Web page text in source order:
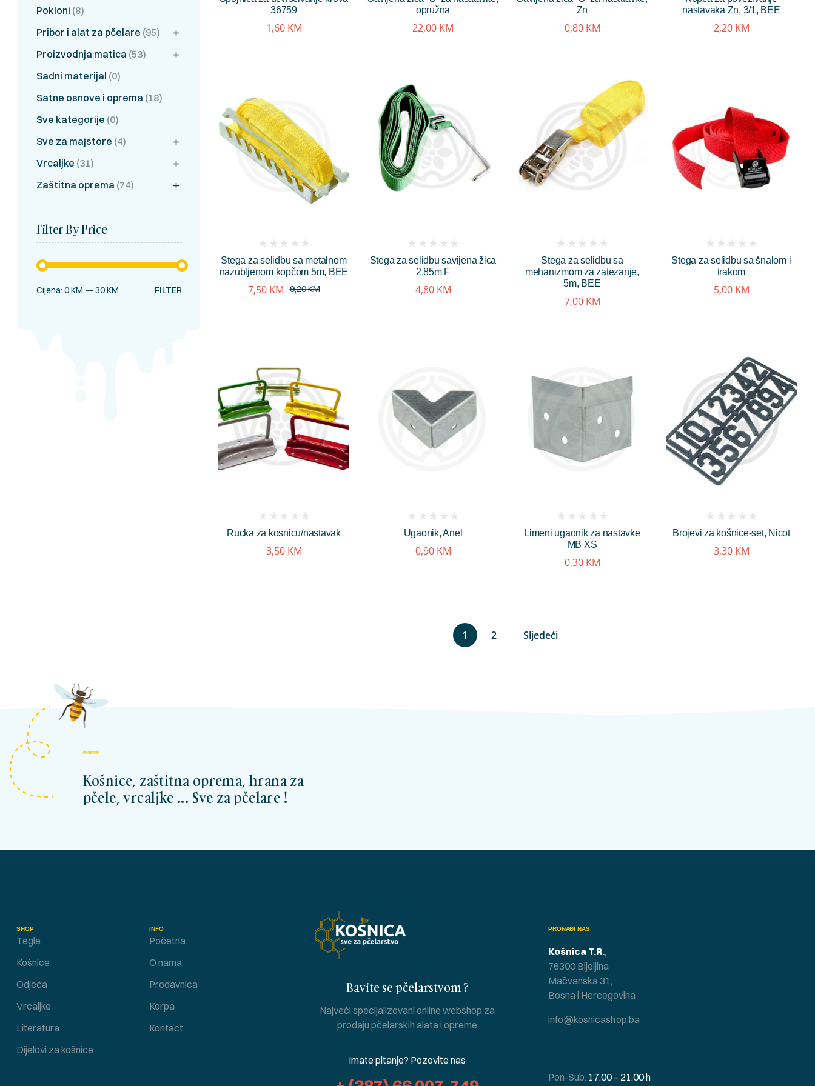
36759
1,60 KM
opružna
22,00 KM
Zn
5.00od 5
0,80 KM
nastavaka Zn, 3/1, BEE
2,20 KM
Stega za selidbu sa metalnom
nazubljenom kopčom 5m, BEE
reviews)
9,20KM
7,50 KM
Stega za selidbu savijena žica
2.85m F
reviews)
4,80 KM
Stega za selidbu sa
mehanizmom za zatezanje,
5m, BEE
reviews)
7,00 KM
Stega za selidbu sa šnalom i
trakom
reviews)
5,00 KM
Rucka za kosnicu/nastavak
reviews)
3,50 KM
Ugaonik, Anel
reviews)
0,90 KM
Limeni ugaonik za nastavke
MB XS
reviews)
0,30 KM
Brojevi za košnice-set, Nicot
reviews)
3,30 KM
1 2 Sljedeći
Pokloni (8)
Pribor i alat za pčelare (95)
Proizvodnja matica (53)
Sadni materijal (0)
Satne osnove i oprema (18)
Sve kategorije (0)
Sve za majstore (4)
Vrcaljke (31)
Zaštitna oprema (74)
Filter By Price
FILTER
Cijena: 0 KM — 30 KM
kosnicashop.ba
Košnice, zaštitna oprema, hrana za
pčele, vrcaljke ... Sve za pčelare !
SHOP
Tegle
Košnice
Odjeća
Vrcaljke
Literatura
Dijelovi za košnice
INFO
Početna
O nama
Prodavnica
Korpa
Kontact
Bavite se pčelarstvom ?
Najveći specijalizovani online webshop za
prodaju pčelarskih alata i opreme
Imate pitanje? Pozovite nas
PRONAĐI NAS
Košnica T.R.,
76300 Bijeljina
Mačvanska 31,
Bosna i Hercegovina
info@kosnicashop.ba
Pon-Sub: 17.00 – 21.00 h